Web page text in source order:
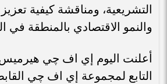
التشريعية، ومناقشة كيفية
والنمو الاقتصادي بالمنطقة في
أعلنت اليوم إي اف چي هيرميس،
التابع لمجموعة إي اف چي